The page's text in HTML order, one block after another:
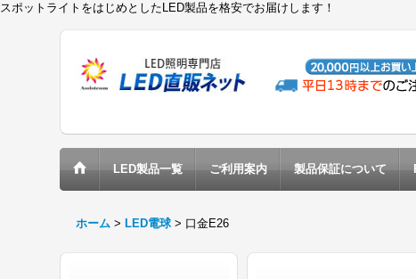
スポットライトをはじめとしたLED製品を格安でお届けします！
LED製品一覧 ご利用案内 製品保証について
ホーム > LED電球 > 口金E26